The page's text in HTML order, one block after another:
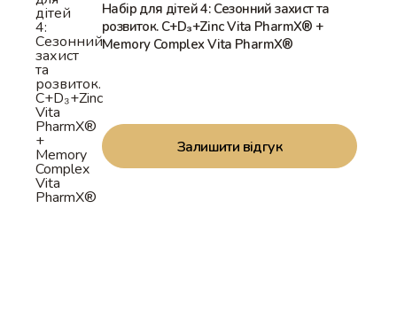
Набір для дітей 4: Сезонний захист та
розвиток. C+D₃+Zinc Vita PharmX® +
Memory Complex Vita PharmX®
Залишити відгук